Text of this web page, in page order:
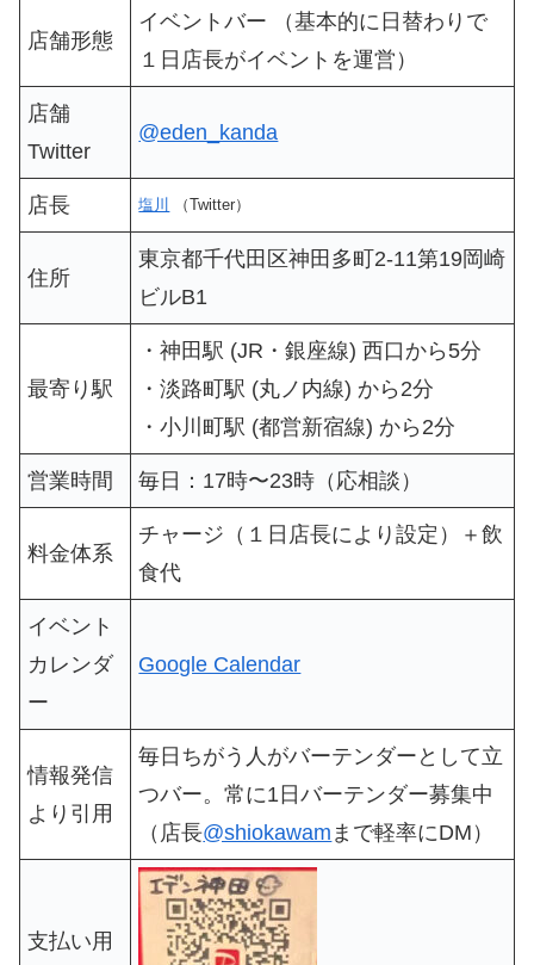
店舗形態
イベントバー （基本的に日替わりで
１日店長がイベントを運営）
店舗
Twitter
@eden_kanda
店長 塩川 （Twitter）
住所
東京都千代田区神田多町2-11第19岡崎
ビルB1
最寄り駅
・神田駅 (JR・銀座線) 西口から5分
・淡路町駅 (丸ノ内線) から2分
・小川町駅 (都営新宿線) から2分
営業時間 毎日：17時〜23時（応相談）
料金体系
チャージ（１日店長により設定）＋飲
食代
イベント
カレンダ
ー
Google Calendar
情報発信
より引用
毎日ちがう人がバーテンダーとして立
つバー。常に1日バーテンダー募集中
（店長@shiokawam まで軽率にDM）
支払い用